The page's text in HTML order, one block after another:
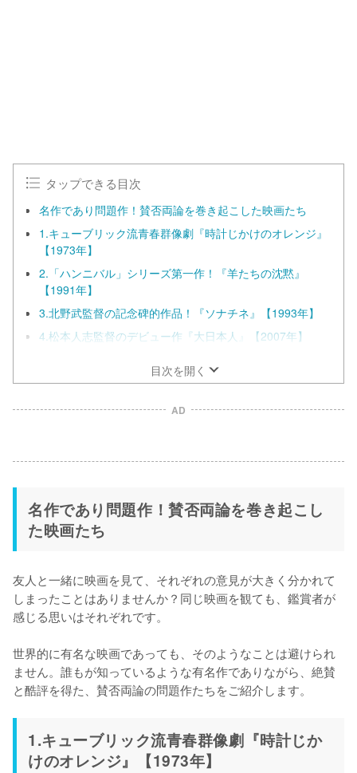
タップできる目次
名作であり問題作！賛否両論を巻き起こした映画たち
1.キューブリック流青春群像劇『時計じかけのオレンジ』
【1973年】
2.「ハンニバル」シリーズ第一作！『羊たちの沈黙』
【1991年】
3.北野武監督の記念碑的作品！『ソナチネ』【1993年】
4.松本人志監督のデビュー作『大日本人』【2007年】
目次を開く
AD
名作であり問題作！賛否両論を巻き起こし
た映画たち
友人と一緒に映画を見て、それぞれの意見が大きく分かれて
しまったことはありませんか？同じ映画を観ても、鑑賞者が
感じる思いはそれぞれです。
世界的に有名な映画であっても、そのようなことは避けられ
ません。誰もが知っているような有名作でありながら、絶賛
と酷評を得た、賛否両論の問題作たちをご紹介します。
1.キューブリック流青春群像劇『時計じか
けのオレンジ』【1973年】